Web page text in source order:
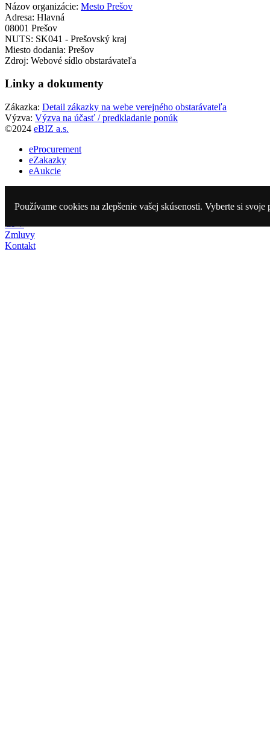
Názov organizácie: Mesto Prešov
Adresa: Hlavná
08001 Prešov
NUTS: SK041 - Prešovský kraj
Miesto dodania: Prešov
Zdroj: Webové sídlo obstarávateľa
Linky a dokumenty
Zákazka: Detail zákazky na webe verejného obstarávateľa
Výzva: Výzva na účasť / predkladanie ponúk
©2024 eBIZ a.s.
eProcurement
eZakazky
eAukcie
Používame cookies na zlepšenie vašej skúsenosti. Vyberte si svoje
Ukončené
Obstarávatelia
Zmluvy
Kontakt